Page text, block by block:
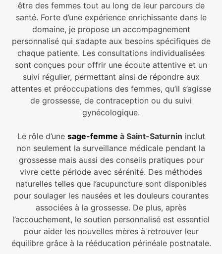
être des femmes tout au long de leur parcours de
santé. Forte d’une expérience enrichissante dans le
domaine, je propose un accompagnement
personnalisé qui s’adapte aux besoins spécifiques de
chaque patiente. Les consultations individualisées
sont conçues pour offrir une écoute attentive et un
suivi régulier, permettant ainsi de répondre aux
attentes et préoccupations des femmes, qu’il s’agisse
de grossesse, de contraception ou du suivi
gynécologique.
Le rôle d’une sage-femme à Saint-Saturnin inclut
non seulement la surveillance médicale pendant la
grossesse mais aussi des conseils pratiques pour
vivre cette période avec sérénité. Des méthodes
naturelles telles que l’acupuncture sont disponibles
pour soulager les nausées et les douleurs courantes
associées à la grossesse. De plus, après
l’accouchement, le soutien personnalisé est essentiel
pour aider les nouvelles mères à retrouver leur
équilibre grâce à la rééducation périnéale postnatale.